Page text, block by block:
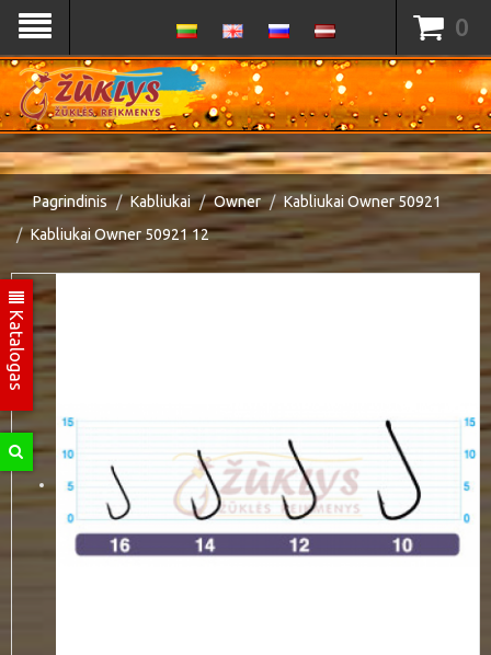
Katalogas
0
Pagrindinis Kabliukai Owner
Kabliukai Owner 50921
Kabliukai Owner 50921 12